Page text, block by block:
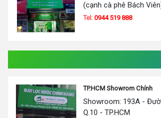
(cạnh cà phê Bách
Tel: 0944 519 888
TP.HCM Showrom Chính
Showroom: 193A -
Q.10 - TP.HCM